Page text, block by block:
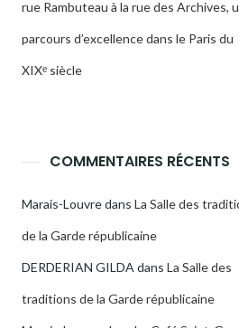
rue Rambuteau à la rue des Archives,
parcours d’excellence dans le Paris du
XIXᵉ siècle
COMMENTAIRES RÉCENTS
Marais-Louvredans La Salle des
de la Garde républicaine
DERDERIAN GILDA dans La Salle des
traditions de la Garde républicaine